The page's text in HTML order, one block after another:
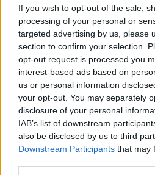
If you wish to opt-out of the sale,
processing of your personal or
targeted advertising by us, please
section to confirm your selection.
opt-out request is processed you
interest-based ads based on
us or personal information
your opt-out. You may separately
disclosure of your personal
IAB’s list of downstream
also be disclosed by us to third
Downstream Participants that may
Tåg fick evakueras
ÄLVSJÖ POLISNOTIS
Det ryker från ett
[…]
Pendeltågen
påsken